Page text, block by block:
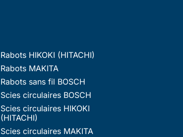
Rabots HIKOKI (HITACHI)
Rabots MAKITA
Rabots sans fil BOSCH
Scies circulaires BOSCH
Scies circulaires HIKOKI
(HITACHI)
Scies circulaires MAKITA